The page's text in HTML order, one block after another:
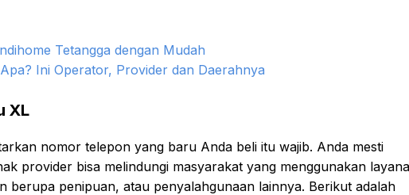
Tetangga dengan Mudah
Ini Operator, Provider dan Daerahnya
XL
nomor telepon yang baru Anda beli itu wajib. Anda mesti
provider bisa melindungi masyarakat yang menggunakan
berupa penipuan, atau penyalahgunaan lainnya. Berikut adalah